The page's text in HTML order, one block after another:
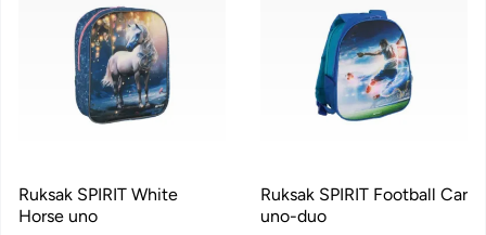
Ruksak SPIRIT White
Horse uno
Ruksak SPIRIT Football Car
uno-duo